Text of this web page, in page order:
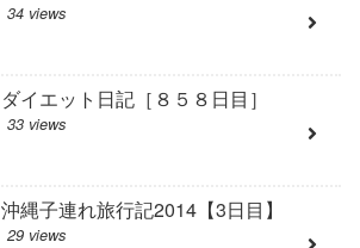
34 views
ダイエット日記［８５８日目］
33 views
沖縄子連れ旅行記2014【3日目】
29 views